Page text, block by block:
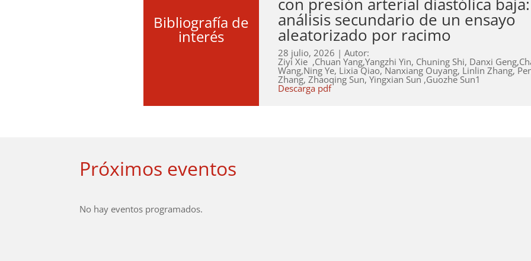
Bibliografía de
interés
análisis secundario de un ensayo
aleatorizado por racimo
28 julio, 2026 | Autor:
Ziyi Xie ‍‍ ,Chuan Yang,Yangzhi Yin, Chuning Shi, Danxi
Wang,Ning Ye, Lixia Qiao, Nanxiang Ouyang, Linlin Zhang,
Zhang, Zhaoqing Sun, Yingxian Sun ‍‍,Guozhe Sun1
Descarga pdf
Próximos eventos
No hay eventos programados.